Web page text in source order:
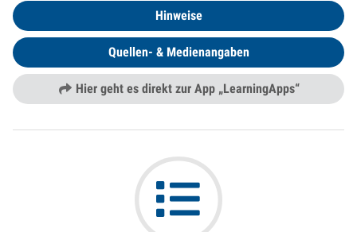
Hinweise
Quellen- & Medienangaben
Hier geht es direkt zur App „LearningApps“